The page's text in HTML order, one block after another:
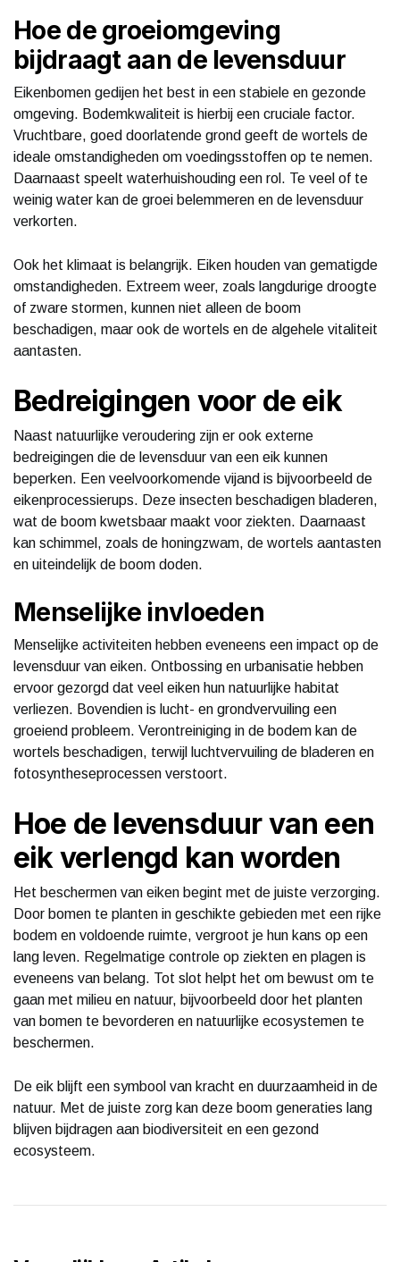
Hoe de groeiomgeving
bijdraagt aan de levensduur
Eikenbomen gedijen het best in een stabiele en gezonde
omgeving. Bodemkwaliteit is hierbij een cruciale factor.
Vruchtbare, goed doorlatende grond geeft de wortels de
ideale omstandigheden om voedingsstoffen op te nemen.
Daarnaast speelt waterhuishouding een rol. Te veel of te
weinig water kan de groei belemmeren en de levensduur
verkorten.
Ook het klimaat is belangrijk. Eiken houden van gematigde
omstandigheden. Extreem weer, zoals langdurige droogte
of zware stormen, kunnen niet alleen de boom
beschadigen, maar ook de wortels en de algehele vitaliteit
aantasten.
Bedreigingen voor de eik
Naast natuurlijke veroudering zijn er ook externe
bedreigingen die de levensduur van een eik kunnen
beperken. Een veelvoorkomende vijand is bijvoorbeeld de
eikenprocessierups. Deze insecten beschadigen bladeren,
wat de boom kwetsbaar maakt voor ziekten. Daarnaast
kan schimmel, zoals de honingzwam, de wortels aantasten
en uiteindelijk de boom doden.
Menselijke invloeden
Menselijke activiteiten hebben eveneens een impact op de
levensduur van eiken. Ontbossing en urbanisatie hebben
ervoor gezorgd dat veel eiken hun natuurlijke habitat
verliezen. Bovendien is lucht- en grondvervuiling een
groeiend probleem. Verontreiniging in de bodem kan de
wortels beschadigen, terwijl luchtvervuiling de bladeren en
fotosyntheseprocessen verstoort.
Hoe de levensduur van een
eik verlengd kan worden
Het beschermen van eiken begint met de juiste verzorging.
Door bomen te planten in geschikte gebieden met een rijke
bodem en voldoende ruimte, vergroot je hun kans op een
lang leven. Regelmatige controle op ziekten en plagen is
eveneens van belang. Tot slot helpt het om bewust om te
gaan met milieu en natuur, bijvoorbeeld door het planten
van bomen te bevorderen en natuurlijke ecosystemen te
beschermen.
De eik blijft een symbool van kracht en duurzaamheid in de
natuur. Met de juiste zorg kan deze boom generaties lang
blijven bijdragen aan biodiversiteit en een gezond
ecosysteem.